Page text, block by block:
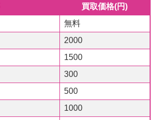
買取価格(円)
無料
2000
1500
300
500
1000